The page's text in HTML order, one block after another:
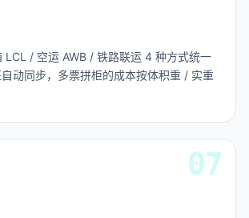
LCL / 空运 AWB / 铁路联运 4 种方式统一
动同步，多票拼柜的成本按体积重 / 实重